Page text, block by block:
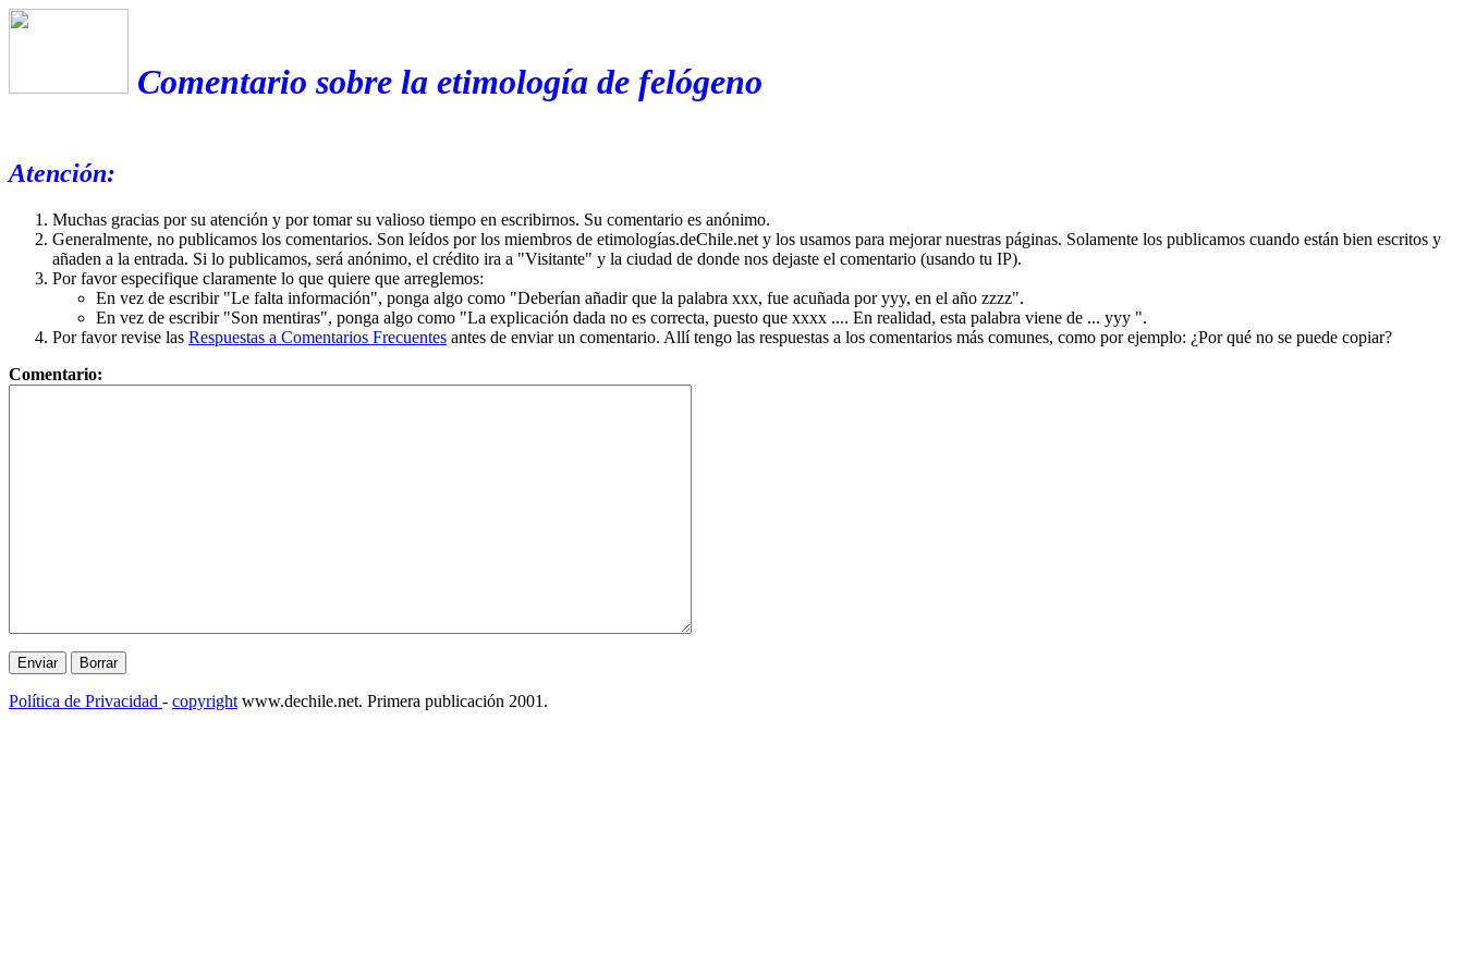
Comentario sobre la etimología de felógeno
Atención:
Muchas gracias por su atención y por tomar su valioso tiempo en escribirnos. Su comentario es anónimo.
Generalmente, no publicamos los comentarios. Son leídos por los miembros de etimologías.deChile.net y los usamos para mejorar nuestras páginas. Solamente los publicamos cuando están bien escritos y
añaden a la entrada. Si lo publicamos, será anónimo, el crédito ira a "Visitante" y la ciudad de donde nos dejaste el comentario (usando tu IP).
Por favor especifique claramente lo que quiere que arreglemos:
En vez de escribir "Le falta información", ponga algo como "Deberían añadir que la palabra xxx, fue acuñada por yyy, en el año zzzz".
En vez de escribir "Son mentiras", ponga algo como "La explicación dada no es correcta, puesto que xxxx .... En realidad, esta palabra viene de ... yyy ".
Por favor revise las Respuestas a Comentarios Frecuentes antes de enviar un comentario. Allí tengo las respuestas a los comentarios más comunes, como por ejemplo: ¿Por qué no se puede copiar?
Comentario:
Política de Privacidad - copyright www.dechile.net. Primera publicación 2001.